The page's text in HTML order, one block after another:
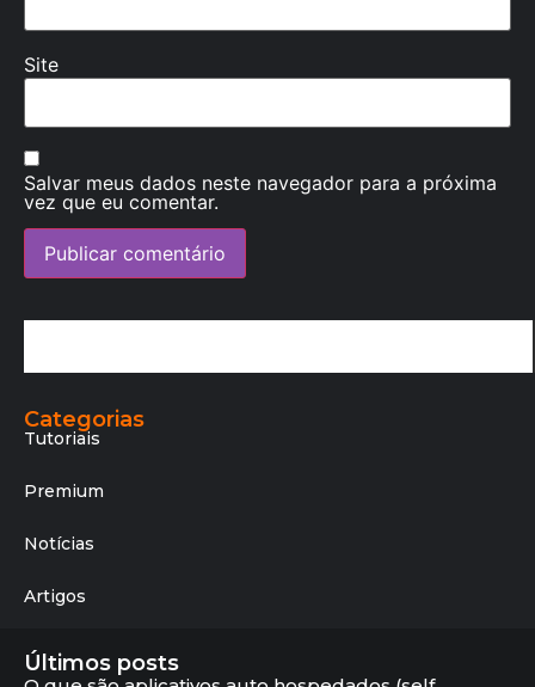
Site
Salvar meus dados neste navegador para a próxima
vez que eu comentar.
Categorias
Tutoriais
Premium
Notícias
Artigos
Últimos posts